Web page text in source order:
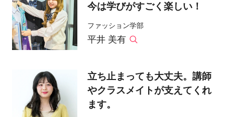
今は学びがすごく楽しい！
ファッション学部
平井 美有
立ち止まっても大丈夫。講師
やクラスメイトが支えてくれ
ます。